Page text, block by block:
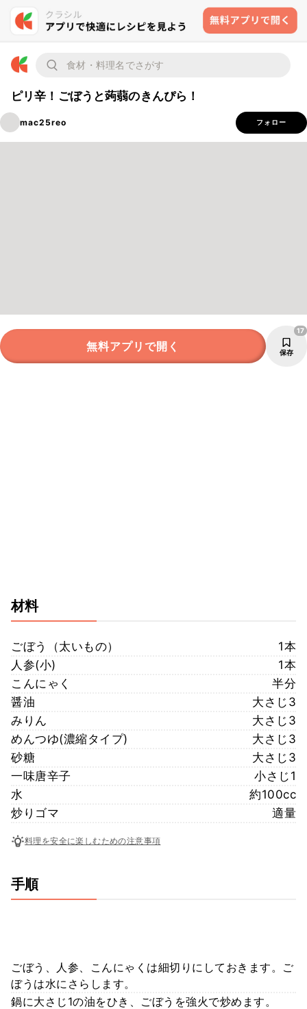
ピリ辛！ごぼうと蒟蒻のきんぴら！
mac25reo フォロー
無料アプリで開く 保存
17
材料
ごぼう（太いもの）
1本
人参(小)
1本
こんにゃく
半分
醤油
大さじ3
みりん
大さじ3
めんつゆ(濃縮タイプ)
大さじ3
砂糖
大さじ3
一味唐辛子
小さじ1
水
約100cc
炒りゴマ
適量
料理を安全に楽しむための注意事項
手順
ごぼう、人参、こんにゃくは細切りにしておきます。ご
ぼうは水にさらします。
鍋に大さじ1の油をひき、ごぼうを強火で炒めます。